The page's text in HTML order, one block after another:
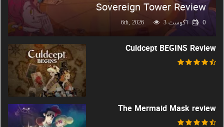
Sovereign Tower Review
آگوست 6th, 2026 3 0
Culdcept BEGINS Review
The Mermaid Mask review